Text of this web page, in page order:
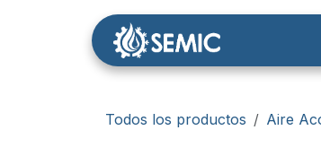
Todos los productos Aire